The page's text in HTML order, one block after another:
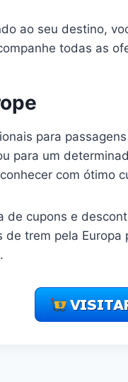
ao seu destino,
todas as
para
para um
com ótimo
de cupons e
trem pela